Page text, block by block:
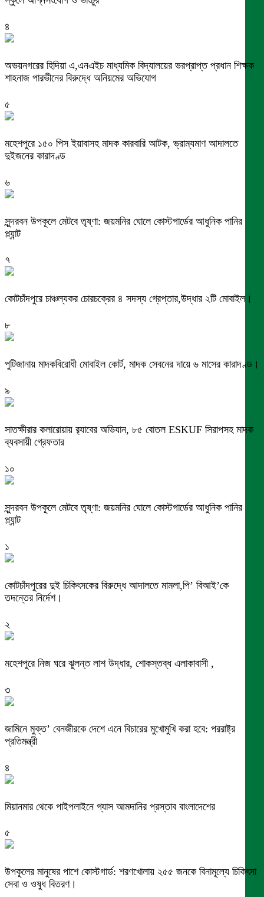
৪
অভয়নগরের হিদিয়া এ,এনএইচ মাধ্যমিক বিদ্যালয়ের ভরপ্রাপ্ত প্রধান শিক্ষক
শাহনাজ পারভীনের বিরুদ্ধে অনিয়মের অভিযোগ
৫
মহেশপুরে ১৫০ পিস ইয়াবাসহ মাদক কারবারি আটক, ভ্রাম্যমাণ আদালতে
দুইজনের কারাদণ্ড
৬
সুন্দরবন উপকূলে মেটবে তৃষ্ণা: জয়মনির ঘোলে কোস্টগার্ডের আধুনিক পানির
প্ল্যান্ট
৭
কোটচাঁদপুরে চাঞ্চল্যকর চোরচক্রের ৪ সদস্য গ্রেপ্তার,উদ্ধার ২টি মোবাইল।
৮
পুটিজানায় মাদকবিরোধী মোবাইল কোর্ট, মাদক সেবনের দায়ে ৬ মাসের কারাদণ্ড।
৯
সাতক্ষীরার কলারোয়ায় র‍্যাবের অভিযান, ৮৫ বোতল ESKUF সিরাপসহ মাদক
ব্যবসায়ী গ্রেফতার
১০
সুন্দরবন উপকূলে মেটবে তৃষ্ণা: জয়মনির ঘোলে কোস্টগার্ডের আধুনিক পানির
প্ল্যান্ট
১
কোটচাঁদপুরের দুই চিকিৎসকের বিরুদ্ধে আদালতে মামলা,পি’ বিআই’কে
তদন্তের নির্দেশ।
২
মহেশপুরে নিজ ঘরে ঝুলন্ত লাশ উদ্ধার, শোকস্তব্ধ এলাকাবাসী ,
৩
জামিনে মুক্ত’ বেনজীরকে দেশে এনে বিচারের মুখোমুখি করা হবে: পররাষ্ট্র
প্রতিমন্ত্রী
৪
মিয়ানমার থেকে পাইপলাইনে গ্যাস আমদানির প্রস্তাব বাংলাদেশের
৫
উপকূলের মানুষের পাশে কোস্টগার্ড: শরণখোলায় ২৫৫ জনকে বিনামূল্যে চিকিৎসা
সেবা ও ওষুধ বিতরণ।